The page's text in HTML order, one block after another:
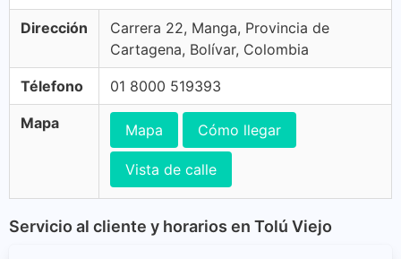
Dirección
Carrera 22, Manga, Provincia de
Cartagena, Bolívar, Colombia
Télefono 01 8000 519393
Mapa Mapa Cómo llegar
Vista de calle
Servicio al cliente y horarios en Tolú Viejo